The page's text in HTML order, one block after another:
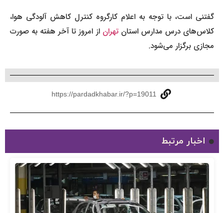
گفتنی است، با توجه به اعلام کارگروه کنترل کاهش آلودگی هوا،
کلاس‌های درس مدارس استان تهران از امروز تا آخر هفته به صورت
مجازی برگزار می‌شود.
https://pardadkhabar.ir/?p=19011
اخبار مرتبط